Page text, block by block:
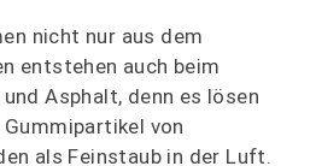
nicht nur aus dem
entstehen auch beim
Asphalt, denn es lösen
von
als Feinstaub in der Luft.